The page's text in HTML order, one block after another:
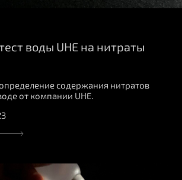
воды UHE на нитраты
содержания нитратов
от компании UHE.